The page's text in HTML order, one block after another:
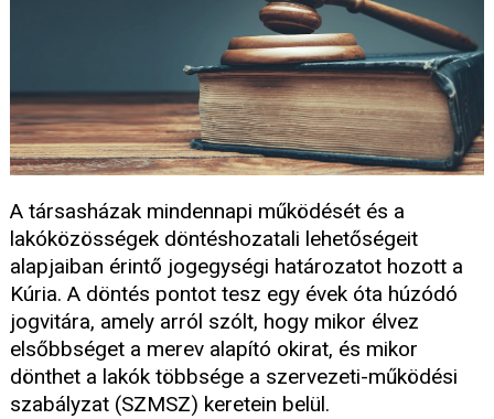
A társasházak mindennapi működését és a
lakóközösségek döntéshozatali lehetőségeit
alapjaiban érintő jogegységi határozatot hozott a
Kúria. A döntés pontot tesz egy évek óta húzódó
jogvitára, amely arról szólt, hogy mikor élvez
elsőbbséget a merev alapító okirat, és mikor
dönthet a lakók többsége a szervezeti-működési
szabályzat (SZMSZ) keretein belül.